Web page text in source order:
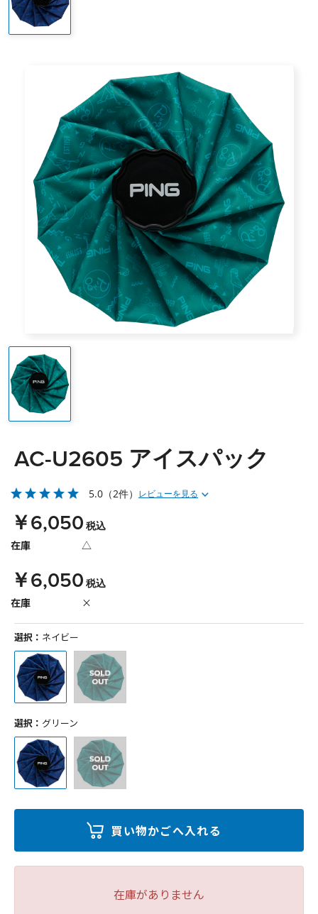
AC-U2605 アイスパック
￥6,050税込
在庫 △
￥6,050税込
在庫 ×
選択： ネイビー
選択： グリーン
在庫がありません
5.0 （2件） レビューを見る